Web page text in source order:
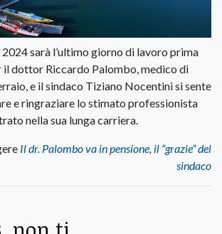
sarà l’ultimo giorno di lavoro prima
il dottor Riccardo Palombo, medico di
e il sindaco Tiziano Nocentini si sente
e ringraziare lo stimato professionista
nella sua lunga carriera.
Il dr. Palombo va in pensione, il “grazie” del
sindaco